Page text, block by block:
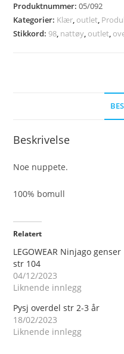
98
antall
Produktnummer:05/092
Kategorier: Klær, outlet,
Stikkord: 98, nattøy, outlet,
Beskrivelse
Noe nuppete.
100% bomull
Relatert
LEGOWEAR Ninjago genser
str 104
04/12/2023
Liknende innlegg
Pysj overdel str 2-3 år
18/02/2023
Liknende innlegg